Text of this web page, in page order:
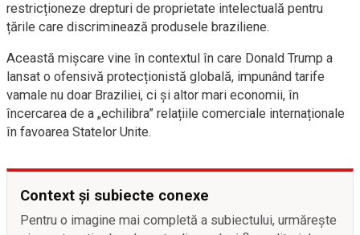
restricționeze drepturi de proprietate intelectuală pentru
țările care discriminează produsele braziliene.
Această mișcare vine în contextul în care Donald Trump a
lansat o ofensivă protecționistă globală, impunând tarife
vamale nu doar Braziliei, ci și altor mari economii, în
încercarea de a „echilibra” relațiile comerciale internaționale
în favoarea Statelor Unite.
Context și subiecte conexe
Pentru o imagine mai completă a subiectului, urmărește